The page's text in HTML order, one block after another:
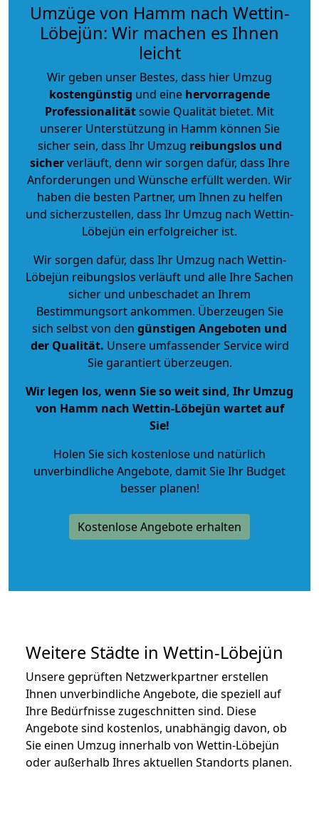
Umzüge von Hamm nach Wettin-
Löbejün: Wir machen es Ihnen
leicht
Wir geben unser Bestes, dass hier Umzug
kostengünstig und eine hervorragende
Professionalitätsowie Qualität bietet. Mit
unserer Unterstützung in Hamm können Sie
sicher sein, dass Ihr Umzug reibungslos und
sicherverläuft, denn wir sorgen dafür, dass Ihre
Anforderungen und Wünsche erfüllt werden. Wir
haben die besten Partner, um Ihnen zu helfen
und sicherzustellen, dass Ihr Umzug nach Wettin-
Löbejün ein erfolgreicher ist.
Wir sorgen dafür, dass Ihr Umzug nach Wettin-
Löbejün reibungslos verläuft und alle Ihre Sachen
sicher und unbeschadet an Ihrem
Bestimmungsort ankommen. Überzeugen Sie
sich selbst von den günstigen Angeboten und
der Qualität. Unsere umfassender Service wird
Sie garantiert überzeugen.
Wir legen los, wenn Sie so weit sind, Ihr Umzug
von Hamm nach Wettin-Löbejün wartet auf
Sie!
Holen Sie sich kostenlose und natürlich
unverbindliche Angebote, damit Sie Ihr Budget
besser planen!
Kostenlose Angebote erhalten
Weitere Städte in Wettin-Löbejün
Unsere geprüften Netzwerkpartner erstellen
Ihnen unverbindliche Angebote, die speziell auf
Ihre Bedürfnisse zugeschnitten sind. Diese
Angebote sind kostenlos, unabhängig davon, ob
Sie einen Umzug innerhalb von Wettin-Löbejün
oder außerhalb Ihres aktuellen Standorts planen.